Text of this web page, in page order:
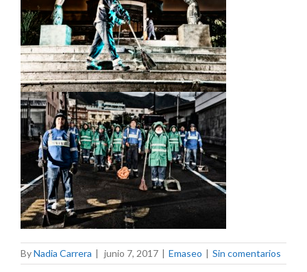
ByNadia Carrera | junio 7, 2017 | Emaseo | Sin comentarios